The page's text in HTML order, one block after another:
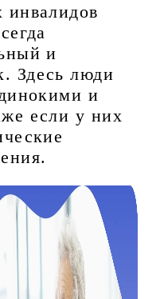
и
Здесь люди
и
если у них